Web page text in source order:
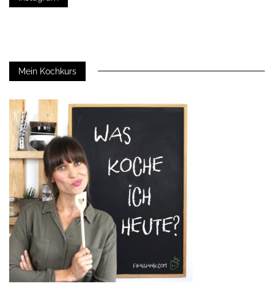
Mein Kochkurs